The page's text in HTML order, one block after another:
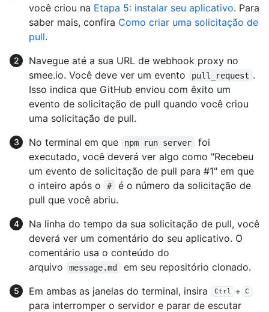
você criou na Etapa 5: instalar seu aplicativo. Para
saber mais, confira Como criar uma solicitação de
pull.
Navegue até a sua URL de webhook proxy no
smee.io. Você deve ver um evento
pull_request .
Isso indica que GitHub enviou com êxito um
evento de solicitação de pull quando você criou
uma solicitação de pull.
No terminal em que
npm run server
foi
executado, você deverá ver algo como "Recebeu
um evento de solicitação de pull para #1" em que
o inteiro após o
#
é o número da solicitação de
pull que você abriu.
Na linha do tempo da sua solicitação de pull, você
deverá ver um comentário do seu aplicativo. O
comentário usa o conteúdo do
arquivo
message.md
em seu repositório clonado.
Em ambas as janelas do terminal, insira
Ctrl + C
para interromper o servidor e parar de escutar